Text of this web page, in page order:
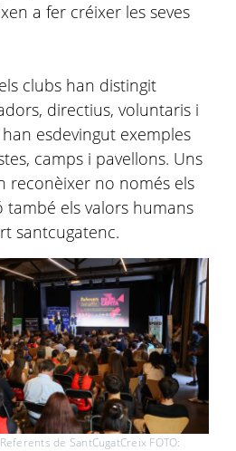
a fer créixer les seves
clubs han distingit
directius, voluntaris i
esdevingut exemples
camps i pavellons. Uns
reconèixer no només els
també els valors humans
santcugatenc.
de SantCugatCreix FOTO: